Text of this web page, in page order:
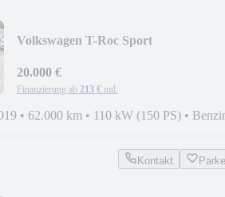
Volkswagen T-Roc Sport
20.000 €
Finanzierung ab 213 € mtl.
• 62.000 km • 110 kW (150 PS) •
Kontakt